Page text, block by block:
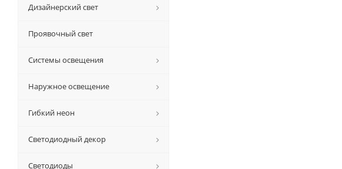
Дизайнерский свет
Проявочный свет
Системы освещения
Наружное освещение
Гибкий неон
Светодиодный декор
Светодиоды